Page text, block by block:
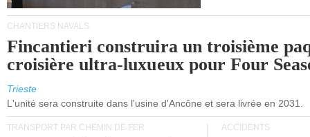
CHANTIERS NAVALS
Fincantieri construira un troisième
croisière ultra-luxueux pour Four
Trieste
L'unité sera construite dans l'usine d'Ancône et sera livrée en 2031.
TRANSPORT PAR CHEMIN DE FER ACCIDENTS